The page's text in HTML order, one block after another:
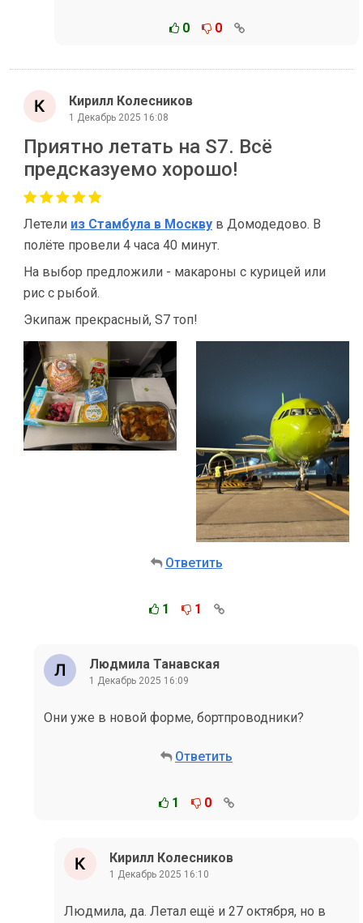
0 0
Кирилл Колесников
1 Декабрь 2025 16:08
Приятно летать на S7. Всё
предсказуемо хорошо!
Летели из Стамбула в Москву в Домодедово. В
полёте провели 4 часа 40 минут.
На выбор предложили - макароны с курицей или
рис с рыбой.
Экипаж прекрасный, S7 топ!
Ответить
1 1
Людмила Танавская
1 Декабрь 2025 16:09
Они уже в новой форме, бортпроводники?
Ответить
1 0
Кирилл Колесников
1 Декабрь 2025 16:10
Людмила, да. Летал ещё и 27 октября, но в